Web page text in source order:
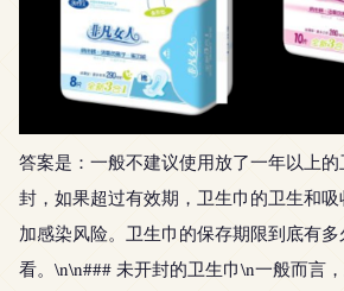
答案是：一般不建议使用放了一年以上
封，如果超过有效期，卫生巾的卫生和
加感染风险。卫生巾的保存期限到底有
看。\n\n### 未开封的卫生巾\n一般而言